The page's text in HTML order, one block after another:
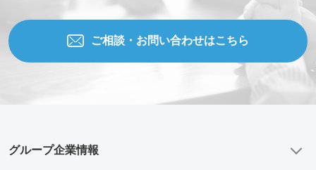
ご相談・お問い合わせはこちら
グループ企業情報